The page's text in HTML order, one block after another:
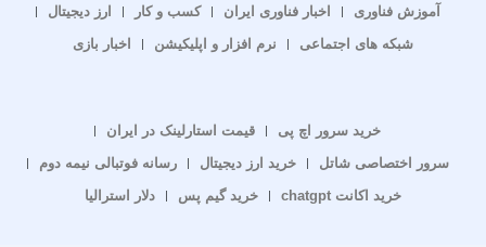
آموزش فناوری اخبار فناوری ایران کسب و کار
ارز دیجیتال
شبکه های اجتماعی
نرم افزار و اپلیکیشن اخبار بازی
خرید سرور اچ پی
قیمت استارلینک در ایران
سرور اختصاصی شاتل
خرید ارز دیجیتال
رسانه فوتبالی نیمه دوم
خرید اکانت chatgpt
خرید گیم پس دلار استرالیا